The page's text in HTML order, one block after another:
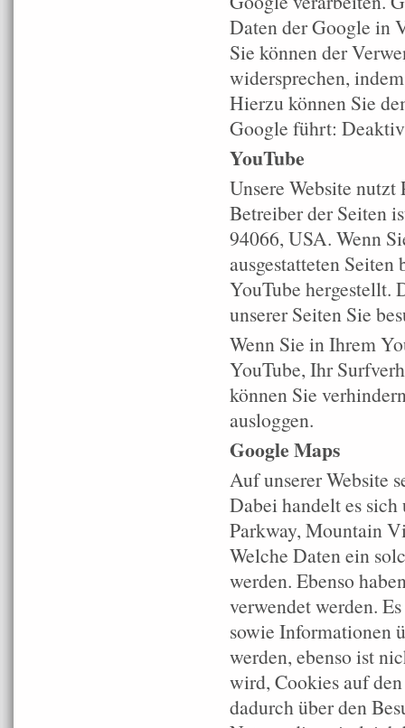
Daten der Google in
Sie können der
widersprechen,
Hierzu können Sie
Google führt:
YouTube
Unsere Website
Betreiber der Seiten
94066, USA. Wenn
ausgestatteten
YouTube hergestellt.
unserer Seiten Sie
Wenn Sie in Ihrem
YouTube, Ihr
können Sie
ausloggen.
Google Maps
Auf unserer Website
Dabei handelt es
Parkway, Mountain
Welche Daten ein
werden. Ebenso
verwendet werden.
sowie Informationen
werden, ebenso ist
wird, Cookies auf
dadurch über den